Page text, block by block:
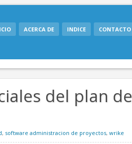
ACERCA DE INDICE CONTACTO
del plan de
, software administracion de proyectos, wrike